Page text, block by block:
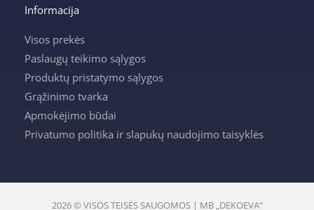
Informacija
Visos prekės
Paslaugų teikimo sąlygos
Produktų pristatymo sąlygos
Grąžinimo tvarka
Apmokėjimo būdai
Privatumo politika ir slapukų naudojimo taisyklės
2026 © VISOS TEISĖS SAUGOMOS | MB „DEKOEVA“